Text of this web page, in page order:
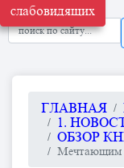
слабовидящих
ГЛАВНАЯ
1.
ОБЗОР
Мечтающим